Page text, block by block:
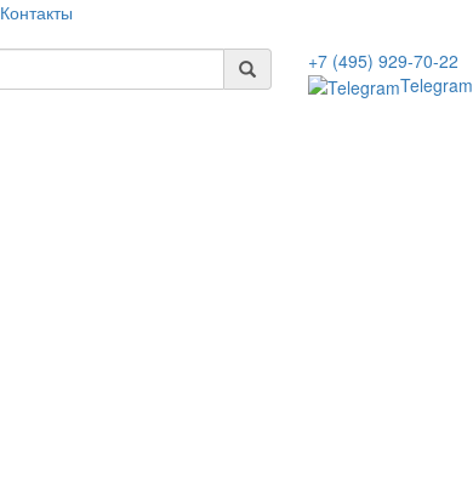
Контакты
+7 (495) 929-70-22
Telegram